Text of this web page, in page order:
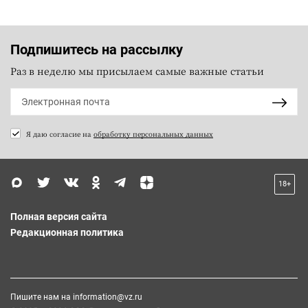
Подпишитесь на рассылку
Раз в неделю мы присылаем самые важные статьи
Я даю согласие на обработку персональных данных
18+
Полная версия сайта
Редакционная политика
Пишите нам на information@vz.ru